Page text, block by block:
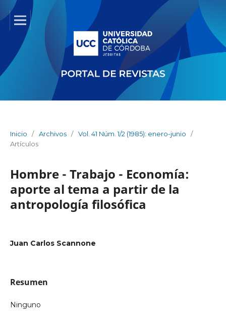
Inicio / Archivos / Vol. 41 Núm. 1/2 (1985): enero-junio
/
Artículos
Hombre - Trabajo - Economía:
aporte al tema a partir de la
antropología filosófica
Juan Carlos Scannone
Resumen
Ninguno